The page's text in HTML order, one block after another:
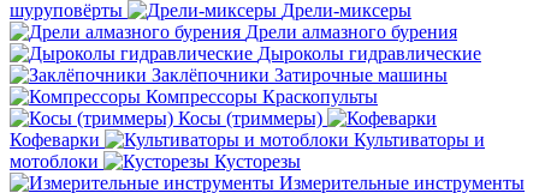
шуруповёрты
Дрели-миксеры
Дрели алмазного бурения
Дыроколы гидравлические
Заклёпочники Затирочные машины
Компрессоры Краскопульты
Косы (триммеры)
Кофеварки
Культиваторы и
мотоблоки
Кусторезы
Измерительные инструменты